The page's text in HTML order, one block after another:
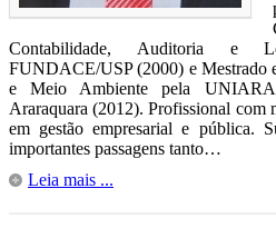
Contabilidade, Auditoria e
FUNDACE/USP (2000) e Mestrado
e Meio Ambiente pela
Araraquara (2012). Profissional com
em gestão empresarial e pública.
importantes passagens tanto…
Leia mais ...